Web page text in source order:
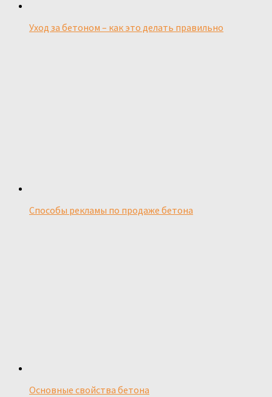
Уход за бетоном – как это делать правильно
Способы рекламы по продаже бетона
Основные свойства бетона